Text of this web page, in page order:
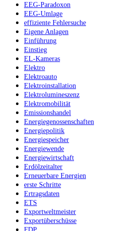
EEG-Paradoxon
EEG-Umlage
effiziente Fehlersuche
Eigene Anlagen
Einführung
Einstieg
EL-Kameras
Elektro
Elektroauto
Elektroinstallation
Elektrolumineszenz
Elektromobilität
Emissionshandel
Energiegenossenschaften
Energiepolitik
Energiespeicher
Energiewende
Energiewirtschaft
Erdölzeitalter
Erneuerbare Energien
erste Schritte
Ertragsdaten
ETS
Exportweltmeister
Exportüberschüsse